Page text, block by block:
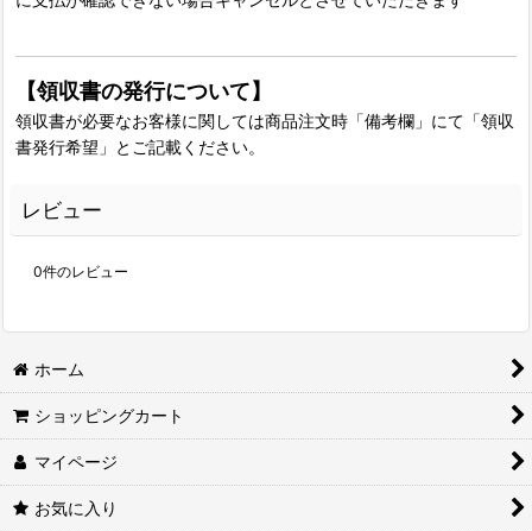
【領収書の発行について】
領収書が必要なお客様に関しては商品注文時「備考欄」にて「領収
書発行希望」とご記載ください。
レビュー
0件のレビュー
ホーム
ショッピングカート
マイページ
お気に入り